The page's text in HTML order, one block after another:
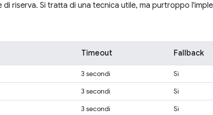
riserva. Si tratta di una tecnica utile, ma purtroppo
Timeout Fallback
3 secondi Sì
3 secondi Sì
3 secondi Sì